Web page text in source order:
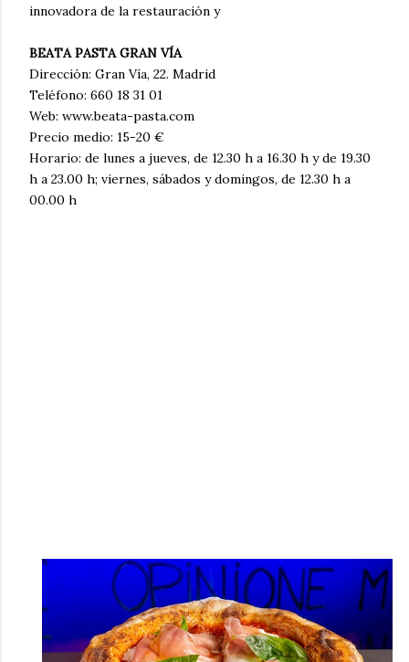
innovadora de la restauración y
BEATA PASTA GRAN VÍA
Dirección: Gran Vía, 22. Madrid
Teléfono: 660 18 31 01
Web: www.beata-pasta.com
Precio medio: 15-20 €
Horario: de lunes a jueves, de 12.30 h a 16.30 h y de 19.30
h a 23.00 h; viernes, sábados y domingos, de 12.30 h a
00.00 h